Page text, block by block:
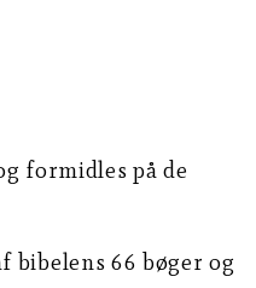
formidles på de
bibelens 66 bøger og